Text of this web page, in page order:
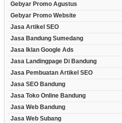
Gebyar Promo Agustus
Gebyar Promo Website
Jasa Artikel SEO
Jasa Bandung Sumedang
Jasa Iklan Google Ads
Jasa Landingpage Di Bandung
Jasa Pembuatan Artikel SEO
Jasa SEO Bandung
Jasa Toko Online Bandung
Jasa Web Bandung
Jasa Web Subang